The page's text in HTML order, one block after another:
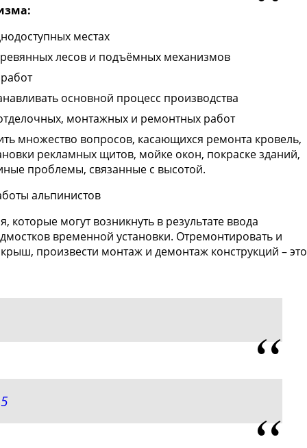
местах
лесов и подъёмных механизмов
основной процесс производства
монтажных и ремонтных работ
множество вопросов, касающихся ремонта кровель,
рекламных щитов, мойке окон, покраске зданий,
проблемы, связанные с высотой.
могут возникнуть в результате ввода
временной установки. Отремонтировать и
произвести монтаж и демонтаж конструкций – это